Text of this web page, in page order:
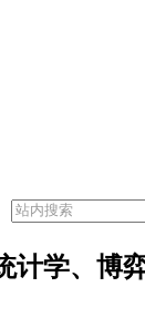
计学、博